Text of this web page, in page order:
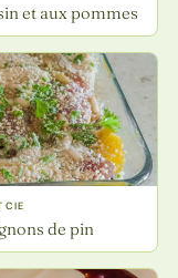
et aux pommes
CIE
de pin